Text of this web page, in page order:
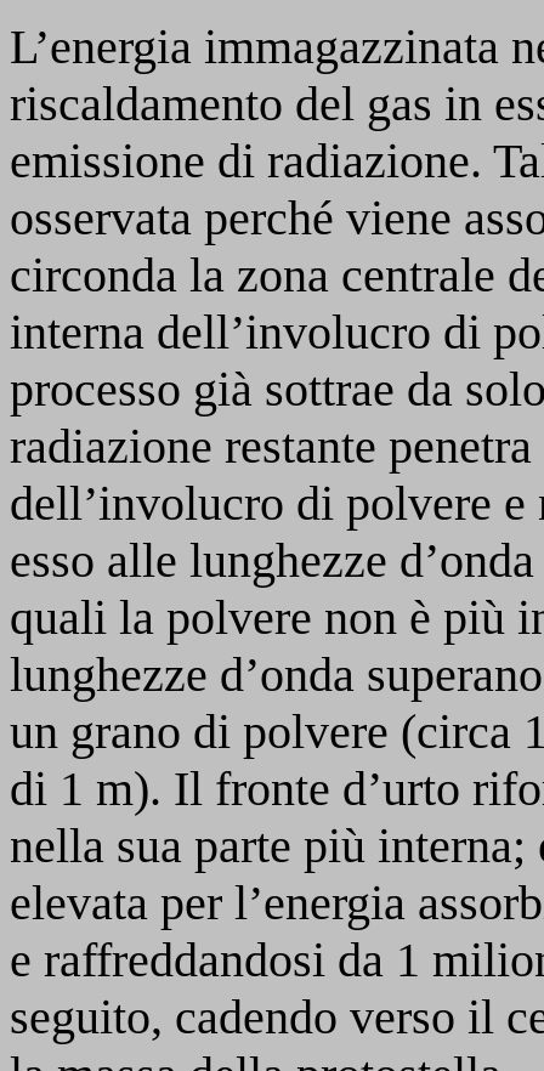
L’energia immagazzinata
riscaldamento del gas in
emissione di radiazione.
osservata perché viene
circonda la zona centrale
interna dell’involucro di
processo già sottrae da
radiazione restante
dell’involucro di polvere e
esso alle lunghezze
quali la polvere non è più
lunghezze d’onda
un grano di polvere (circa
di 1 m). Il fronte d’urto
nella sua parte più interna;
elevata per l’energia
e raffreddandosi da 1
seguito, cadendo verso il